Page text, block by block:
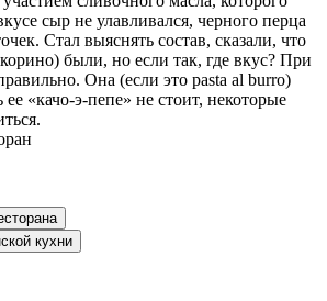
сыр не улавливался, черного перца
Стал выяснять состав, сказали, что
были, но если так, где вкус? При
Она (если это pasta al burro)
ее «качо-э-пепе» не стоит, некоторые
кухни